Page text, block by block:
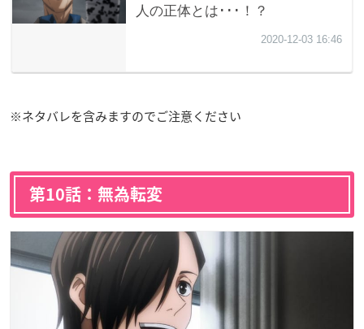
※ネタバレを含みますのでご注意ください
第10話：無為転変